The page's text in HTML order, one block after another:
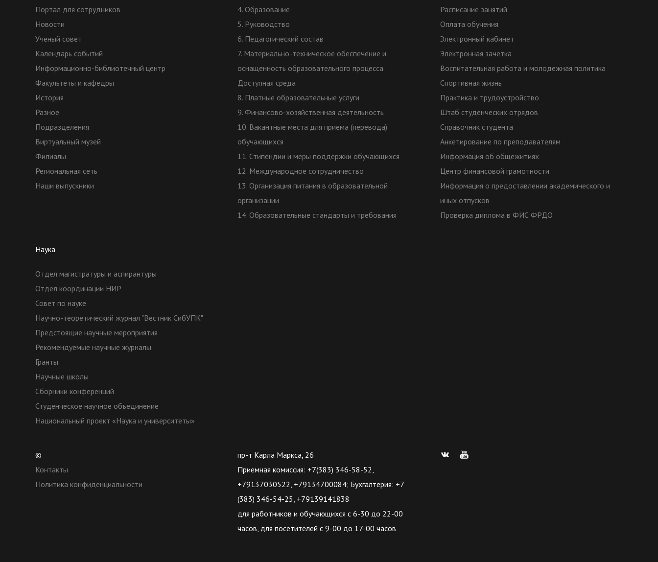
Портал для сотрудников
Новости
Ученый совет
Календарь событий
Информационно-библиотечный центр
Факультеты и кафедры
История
Разное
Подразделения
Виртуальный музей
Филиалы
Региональная сеть
Наши выпускники
4. Образование
5. Руководство
6. Педагогический состав
7. Материально-техническое обеспечение и
оснащенность образовательного процесса.
Доступная среда
8. Платные образовательные услуги
9. Финансово-хозяйственная деятельность
10. Вакантные места для приема (перевода)
обучающихся
11. Стипендии и меры поддержки обучающихся
12. Международное сотрудничество
13. Организация питания в образовательной
организации
14. Образовательные стандарты и требования
Расписание занятий
Оплата обучения
Электронный кабинет
Электронная зачетка
Воспитательная работа и молодежная политика
Спортивная жизнь
Практика и трудоустройство
Штаб студенческих отрядов
Справочник студента
Анкетирование по преподавателям
Информация об общежитиях
Центр финансовой грамотности
Информация о предоставлении академического и
иных отпусков
Проверка диплома в ФИС ФРДО
Наука
Отдел магистратуры и аспирантуры
Отдел координации НИР
Совет по науке
Научно-теоретический журнал "Вестник СибУПК"
Предстоящие научные мероприятия
Рекомендуемые научные журналы
Гранты
Научные школы
Сборники конференций
Студенческое научное объединение
Национальный проект «Наука и университеты»
©
Контакты
Политика конфиденциальности
пр-т Карла Маркса, 26
Приемная комиссия: +7(383) 346-58-52,
+79137030522, +79134700084; Бухгалтерия: +7
(383) 346-54-25, +79139141838
для работников и обучающихся с 6-30 до 22-00
часов, для посетителей с 9-00 до 17-00 часов